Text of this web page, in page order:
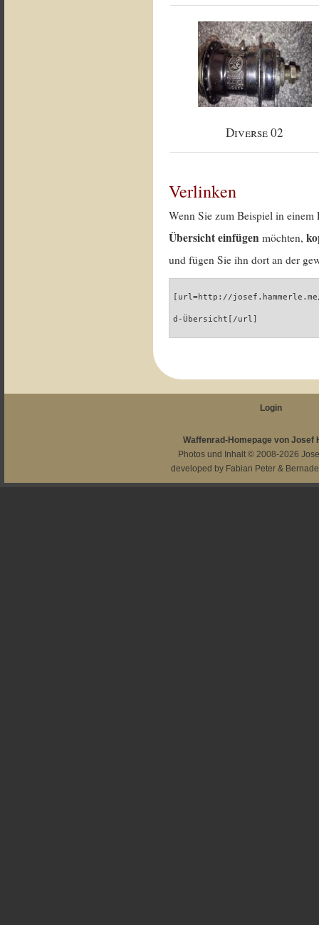
Diverse 02
Verlinken
Wenn Sie zum Beispiel in
Übersicht einfügen möchten,
und fügen Sie ihn dort an der
[url=http://
d-Übersicht[/url]
Login
Waffenrad-Homepage von Josef
Photos und Inhalt © 2008-2026
developed by Fabian Peter &